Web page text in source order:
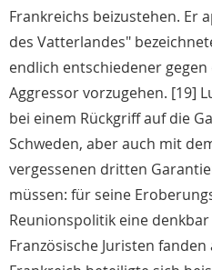
Frankreichs beizustehen. Er
des Vatterlandes"
endlich entschiedener
Aggressor vorzugehen. [19]
bei einem Rückgriff auf die
Schweden, aber auch mit
vergessenen dritten
müssen: für seine
Reunionspolitik eine
Französische Juristen